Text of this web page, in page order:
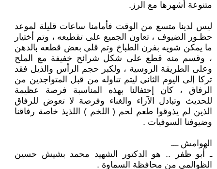
متنوعة أشهرها مع الرز.
ليس لدينا متسع من الوقت فأمامنا ساعات قليلة لموعد
حظـور الضيوف ، تعاون الجميع على تقطيعه ، وتم أختيار
ما يمكن شويه بفرن الطباخ وتم قلي بعض قطعه بالدهن
، وقسم منه قطع على شكل شرائح خفيفة مع الملح
وعلى الطريقة الروسية ، ولكبر حجم الرأس والذيل فقد
تركا إلى اليوم الثاني ليتم تناوله من قبل المتواجدين من
الرفاق ، كان إحتفالنا بهذه المناسبة فرصة عظيمة
للحديث وتبادل الآراء والغناء وفرصة لا تعوض للرفاق
الذين لم يذوقوا طعم لحم ( اللخم ) اللذيذ خاصة رفاقنا
وضيوفنا السوفيات .
الهوامش ـــ
ـ أبو ظفر .. هو الدكتور الشهيد محمد بشيش حسين
الظوالمي من محافظة السماوة .